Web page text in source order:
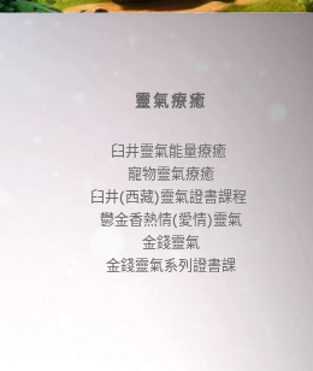
靈氣療癒
臼井靈氣能量療癒
寵物靈氣療癒
臼井(西藏)靈氣證書課程
鬱金香熱情(愛情)靈氣
金錢靈氣
金錢靈氣系列證書課